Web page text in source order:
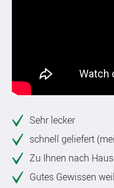
Sehr lecker
schnell geliefert
Zu Ihnen nach
Gutes Gewissen